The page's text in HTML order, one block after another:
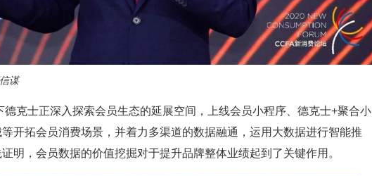
谋
德克士正深入探索会员生态的延展空间，上线会员小程序、德克士+聚合小
开拓会员消费场景，并着力多渠道的数据融通，运用大数据进行智能推
明，会员数据的价值挖掘对于提升品牌整体业绩起到了关键作用。